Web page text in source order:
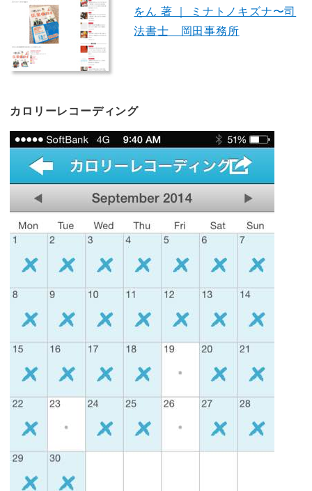
をん 著 ｜ ミナトノキズナ〜司
法書士 岡田事務所
カロリーレコーディング